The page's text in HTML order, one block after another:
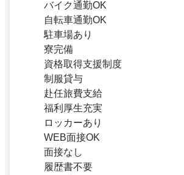
バイク通勤OK
自転車通勤OK
駐車場あり
寮完備
資格取得支援制度
制服貸与
赴任旅費支給
福利厚生充実
ロッカーあり
WEB面接OK
面接なし
履歴書不要